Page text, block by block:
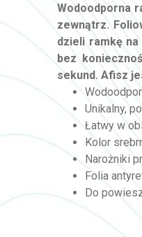
Wodoodporna
zewnątrz.
dzieli ramkę
bez
sekund. Afisz
Unikalny,
Łatwy w
Kolor
Narożniki
Folia
Do